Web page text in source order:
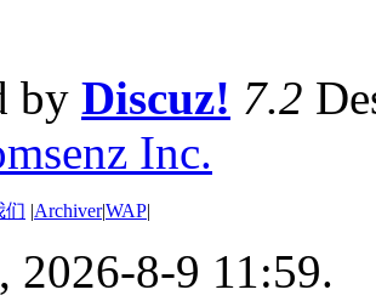
by Discuz! 7.2
Inc.
们 |Archiver|WAP|
2026-8-9 11:59.